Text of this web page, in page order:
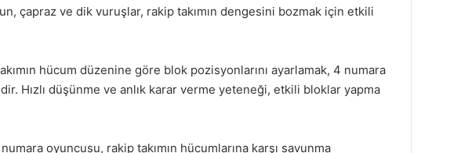
çapraz ve dik vuruşlar, rakip takımın dengesini bozmak için etkili
hücum düzenine göre blok pozisyonlarını ayarlamak, 4 numara
Hızlı düşünme ve anlık karar verme yeteneği, etkili bloklar yapma
oyuncusu, rakip takımın hücumlarına karşı savunma